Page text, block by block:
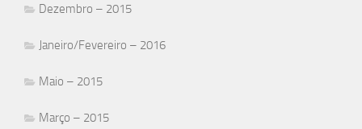
Dezembro – 2015
Janeiro/Fevereiro – 2016
Maio – 2015
Março – 2015